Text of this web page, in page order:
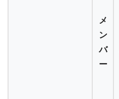
メ
ン
バ
ー